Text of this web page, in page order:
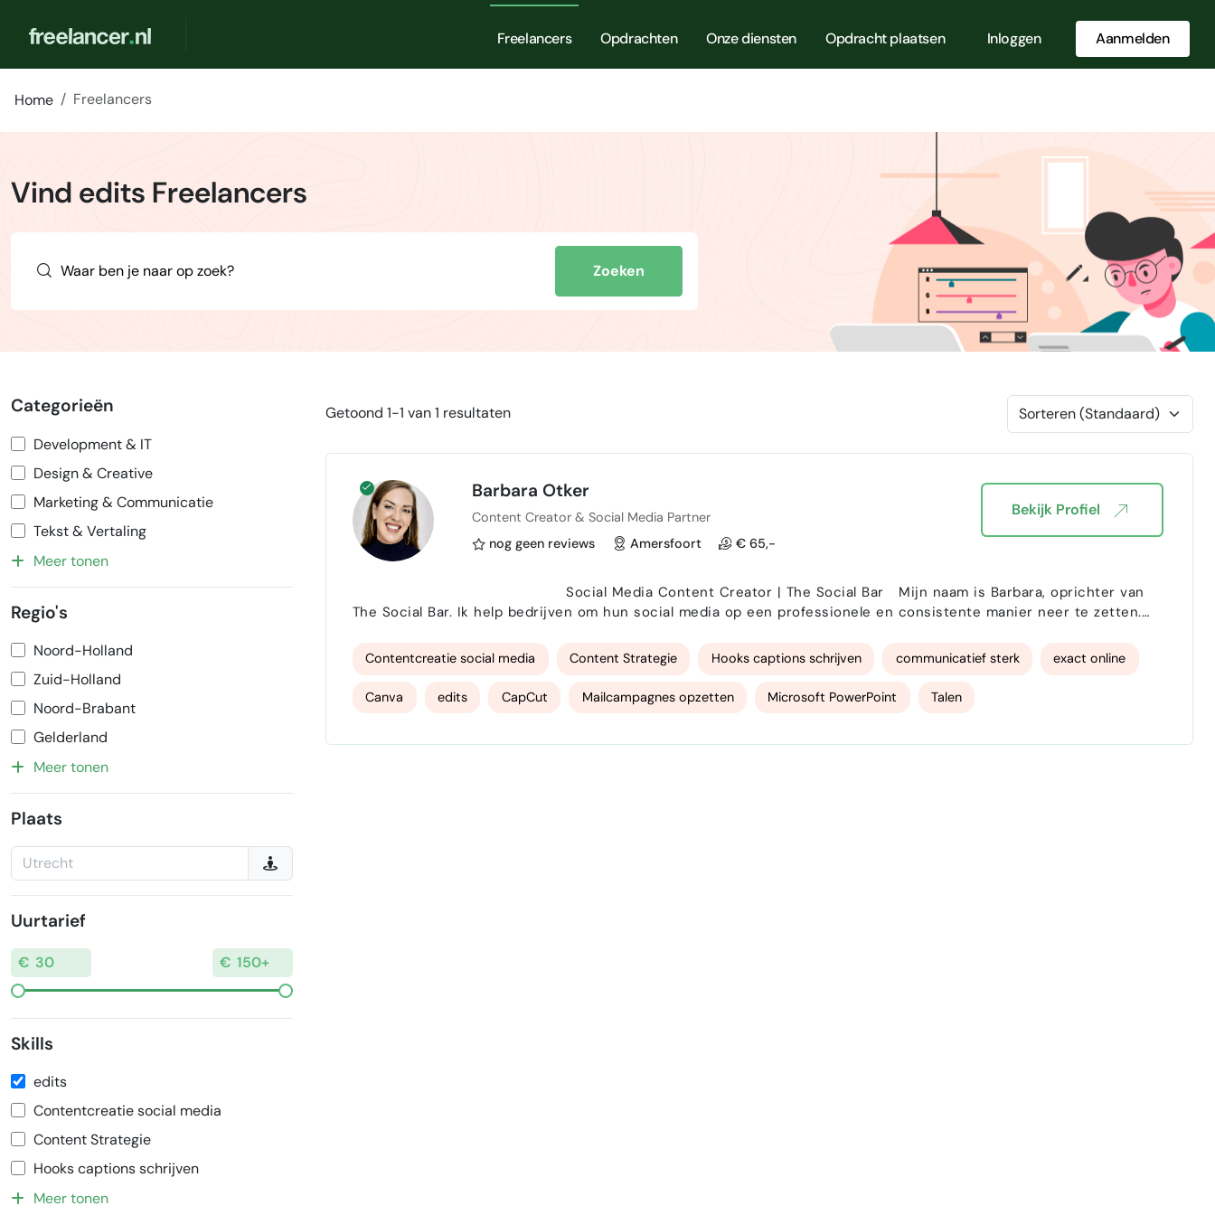
Freelancers Opdrachten Onze diensten Opdracht plaatsen Inloggen Aanmelden
Home Freelancers
Vind edits Freelancers
Zoeken
Categorieën
Development & IT
Design & Creative
Marketing & Communicatie
Tekst & Vertaling
Meer tonen
Regio's
Noord-Holland
Zuid-Holland
Noord-Brabant
Gelderland
Meer tonen
Plaats
Uurtarief
Skills
edits
Contentcreatie social media
Content Strategie
Hooks captions schrijven
Meer tonen
Getoond 1-1 van 1 resultaten
Barbara Otker
Content Creator & Social Media Partner
nog geen reviews
Amersfoort € 65,-
Social Media Content Creator | The Social Bar Mijn naam is Barbara, oprichter van
The Social Bar. Ik help bedrijven om hun social media op een professionele en consistente manier neer te zetten.
bij jouw bedrijf…
Contentcreatie social media Content Strategie Hooks captions schrijven communicatief sterk exact online
Canva edits CapCut Mailcampagnes opzetten Microsoft PowerPoint Talen
Bekijk Profiel